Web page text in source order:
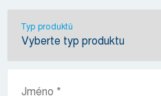
Typ produktů